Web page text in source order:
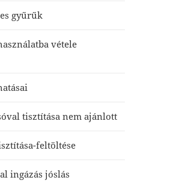
gyűrűk
vétele
tisztítása nem ajánlott
feltöltése
ingázás jóslás